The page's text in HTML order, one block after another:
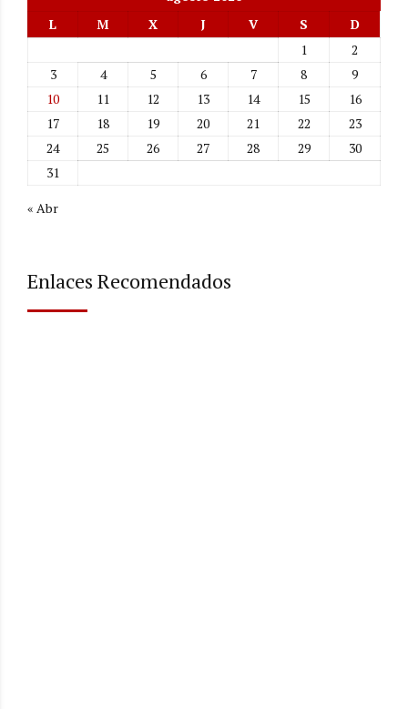
L
M X J V S
D
1
2
3
4 5 6 7 8
9
10
11 12 13 14 15
16
17
18 19 20 21 22
23
24
25 26 27 28 29
30
31
« Abr
Enlaces Recomendados